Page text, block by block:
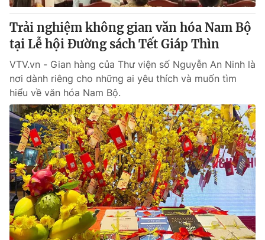
Trải nghiệm không gian văn hóa Nam Bộ
tại Lễ hội Đường sách Tết Giáp Thìn
VTV.vn - Gian hàng của Thư viện số Nguyễn An Ninh là
nơi dành riêng cho những ai yêu thích và muốn tìm
hiểu về văn hóa Nam Bộ.